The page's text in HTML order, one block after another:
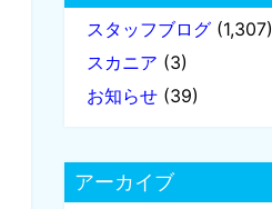
スタッフブログ (1,307)
スカニア (3)
お知らせ (39)
アーカイブ